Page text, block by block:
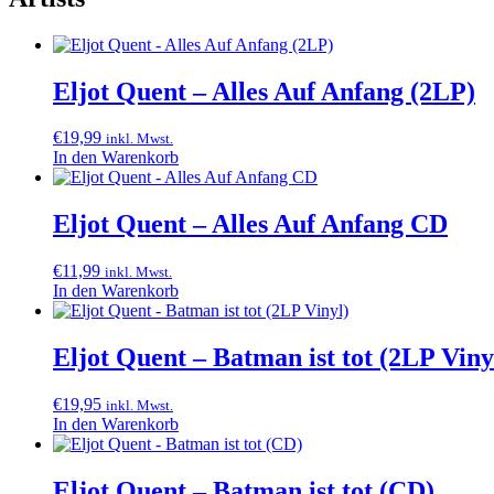
Eljot Quent – Alles Auf Anfang (2LP)
€19,99 inkl. Mwst.
In den Warenkorb
Eljot Quent – Alles Auf Anfang CD
€11,99 inkl. Mwst.
In den Warenkorb
Eljot Quent – Batman ist tot (2LP
€19,95 inkl. Mwst.
In den Warenkorb